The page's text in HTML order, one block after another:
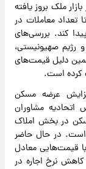
ملک بروز یافته
معاملات در
کند. بررسی‌های
۱۲ روزه ایران و رژیم صهیونیستی،
دلیل قیمت‌های
عرضه مسکن
مشاوران
در بخش املاک
در حال حاضر
قیمت‌هایی معادل
نرخ اجاره در